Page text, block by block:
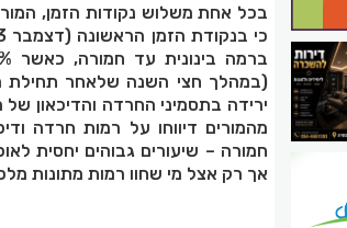
בכל אחת משלוש נקודות הזמן,
(במהלך חצי השנה שלאחר תחילת
חמורה – שיעורים גבוהים יחסית
אך רק אצל מי שחוו רמות מתונות